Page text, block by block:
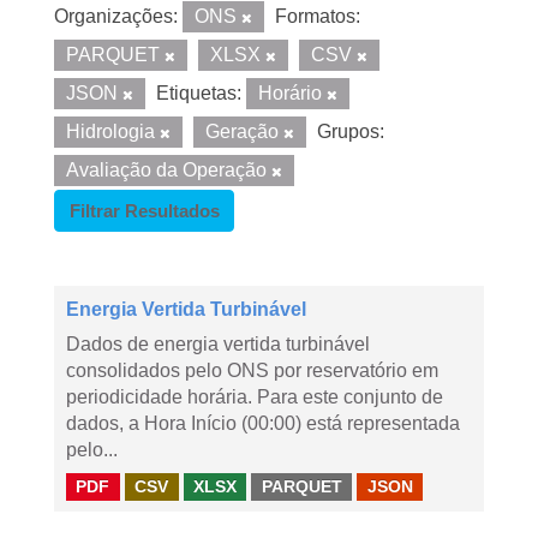
Organizações: ONS
Formatos:
PARQUET
XLSX
CSV
JSON
Etiquetas:
Horário
Hidrologia
Geração
Grupos:
Avaliação da Operação
Filtrar Resultados
Energia Vertida Turbinável
Dados de energia vertida turbinável
consolidados pelo ONS por reservatório em
periodicidade horária. Para este conjunto de
dados, a Hora Início (00:00) está representada
pelo...
PDF CSV XLSX PARQUET JSON